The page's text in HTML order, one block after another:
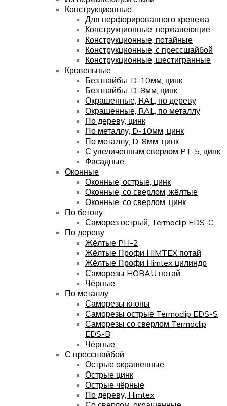
Конструкционные
Для перфорированного крепежа
Конструкционные, нержавеющие
Конструкционные, потайные
Конструкционные, с прессшайбой
Конструкционные, шестигранные
Кровельные
Без шайбы, D-10мм, цинк
Без шайбы, D-8мм, цинк
Окрашенные, RAL, по дереву
Окрашенные, RAL, по металлу
По дереву, цинк
По металлу, D-10мм, цинк
По металлу, D-8мм, цинк
С увеличенным сверлом PT-5, цинк
Фасадные
Оконные
Оконные, острые, цинк
Оконные, со сверлом, жёлтые
Оконные, со сверлом, цинк
По бетону
Саморез острый, Termoclip EDS-C
По дереву
Жёлтые PH-2
Жёлтые Профи HIMTEX потай
Жёлтые Профи Himtex цилиндр
Саморезы HOBAU потай
Чёрные
По металлу
Саморезы клопы
Саморезы острые Termoclip EDS-S
Саморезы со сверлом Termoclip
EDS-B
Чёрные
С прессшайбой
Острые окрашенные
Острые цинк
Острые чёрные
По дереву, Himtex